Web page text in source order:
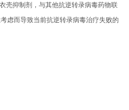
壳抑制剂，与其他抗逆转录病毒药物联
虑而导致当前抗逆转录病毒治疗失败的